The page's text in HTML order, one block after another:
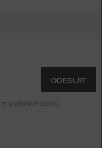
ODESLAT
osobních údajů